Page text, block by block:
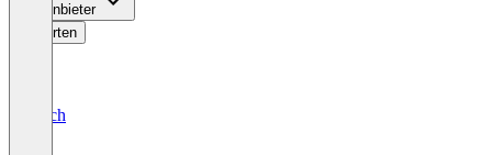
Für Anbieter
Bewerten
Deutsch